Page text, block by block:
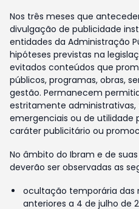
Nos três meses que
divulgação de publicidade
entidades da Administração
hipóteses previstas na
evitados conteúdos que
públicos, programas, obras,
gestão. Permanecem
estritamente administrativas,
emergenciais ou de utilidade
caráter publicitário ou
No âmbito do Ibram e de
deverão ser observadas as
ocultação temporária das
anteriores a 4 de julho de